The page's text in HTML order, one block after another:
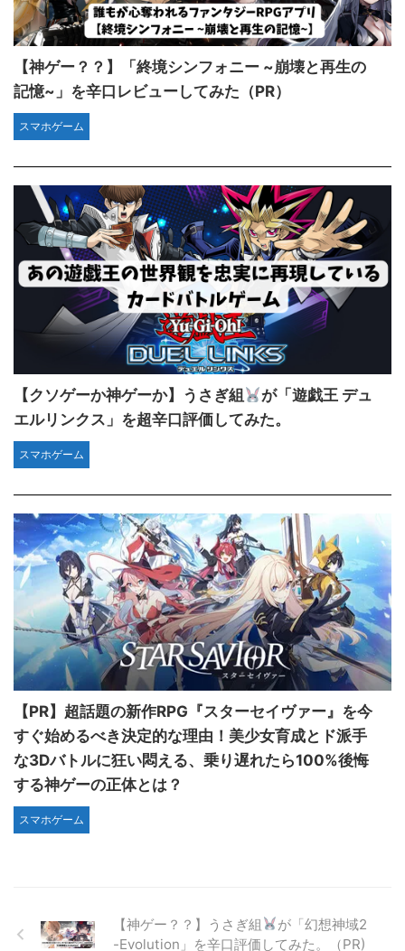
【神ゲー？？】「終境シンフォニー ~崩壊と再生の
記憶~」を辛口レビューしてみた（PR）
スマホゲーム
【クソゲーか神ゲーか】うさぎ組
が「遊戯王 デュ
エルリンクス」を超辛口評価してみた。
スマホゲーム
【PR】超話題の新作RPG『スターセイヴァー』を今
すぐ始めるべき決定的な理由！美少女育成とド派手
な3Dバトルに狂い悶える、乗り遅れたら100%後悔
する神ゲーの正体とは？
スマホゲーム
【神ゲー？？】うさぎ組
が「幻想神域2
-Evolution」を辛口評価してみた。（PR)